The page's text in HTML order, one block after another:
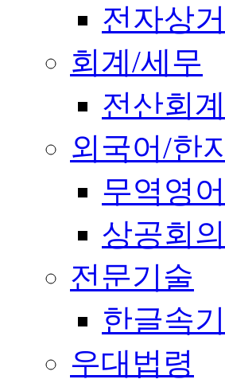
전자상
회계/세무
전산회
외국어/한
무역영어
상공회
전문기술
한글속기
우대법령